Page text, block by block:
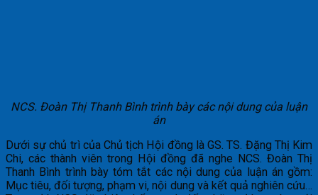
NCS. Đoàn Thị Thanh Bình trình bày các nội dung của luận
án
Dưới sự chủ trì của Chủ tịch Hội đồng là GS. TS. Đặng Thị Kim
Chi, các thành viên trong Hội đồng đã nghe NCS. Đoàn Thị
Thanh Bình trình bày tóm tắt các nội dung của luận án gồm:
Mục tiêu, đối tượng, phạm vi, nội dung và kết quả nghiên cứu…